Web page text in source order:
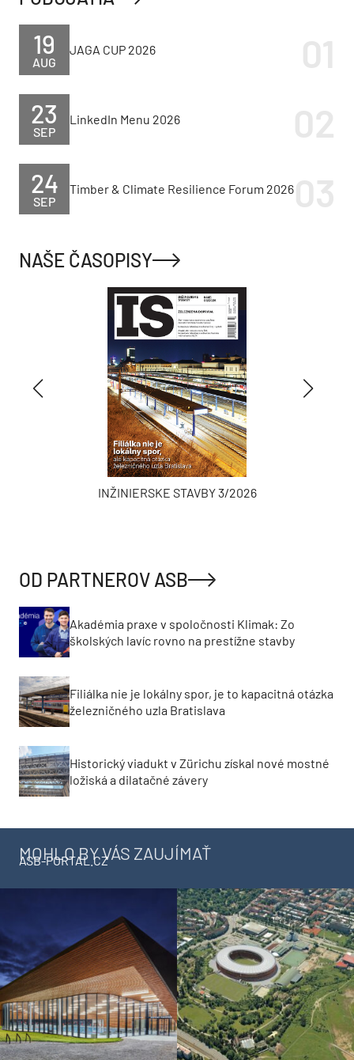
AUG
19 JAGA CUP 2026
SEP
23 LinkedIn Menu 2026
SEP
24 Timber & Climate Resilience Forum 2026
NAŠE ČASOPISY
INŽINIERSKE STAVBY 3/2026
OD PARTNEROV ASB
Akadémia praxe v spoločnosti Klimak: Zo
školských lavíc rovno na prestížne stavby
Filiálka nie je lokálny spor, je to kapacitná otázka
železničného uzla Bratislava
Historický viadukt v Zürichu získal nové mostné
ložiská a dilatačné závery
MOHLO BY VÁS ZAUJÍMAŤ
ASB-PORTAL.CZ